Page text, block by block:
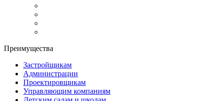
Преимущества
Застройщикам
Администрации
Проектировщикам
Управляющим компаниям